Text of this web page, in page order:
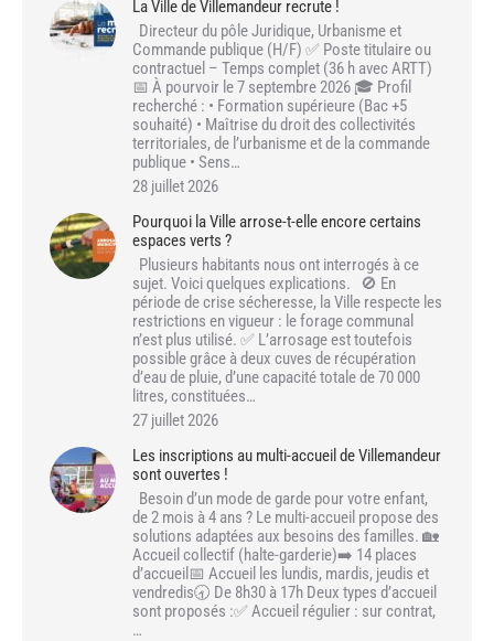
La Ville de Villemandeur recrute !
Directeur du pôle Juridique, Urbanisme et
Commande publique (H/F) ✅ Poste titulaire ou
contractuel – Temps complet (36 h avec ARTT)
📅 À pourvoir le 7 septembre 2026 🎓 Profil
recherché : • Formation supérieure (Bac +5
souhaité) • Maîtrise du droit des collectivités
territoriales, de l’urbanisme et de la commande
publique • Sens…
28 juillet 2026
Pourquoi la Ville arrose-t-elle encore certains
espaces verts ?
Plusieurs habitants nous ont interrogés à ce
sujet. Voici quelques explications. 🚫 En
période de crise sécheresse, la Ville respecte les
restrictions en vigueur : le forage communal
n’est plus utilisé. ✅ L’arrosage est toutefois
possible grâce à deux cuves de récupération
d’eau de pluie, d’une capacité totale de 70 000
litres, constituées…
27 juillet 2026
Les inscriptions au multi-accueil de Villemandeur
sont ouvertes !
Besoin d’un mode de garde pour votre enfant,
de 2 mois à 4 ans ? Le multi-accueil propose des
solutions adaptées aux besoins des familles. 🏡
Accueil collectif (halte-garderie)➡️ 14 places
d’accueil📅 Accueil les lundis, mardis, jeudis et
vendredis🕣 De 8h30 à 17h Deux types d’accueil
sont proposés :✅ Accueil régulier : sur contrat,
…